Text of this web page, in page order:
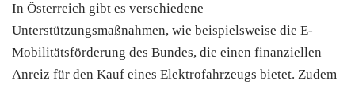
In Österreich gibt es verschiedene
Unterstützungsmaßnahmen, wie beispielsweise die E-
Mobilitätsförderung des Bundes, die einen finanziellen
Anreiz für den Kauf eines Elektrofahrzeugs bietet. Zudem